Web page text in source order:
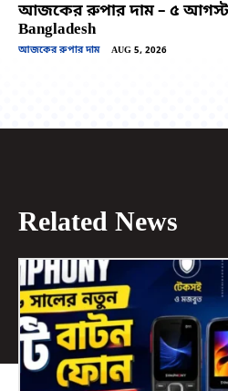
আজকের রুপার দাম – ৫ আগস্ট
Bangladesh
আজকের রুপার দাম AUG 5, 2026
Related News